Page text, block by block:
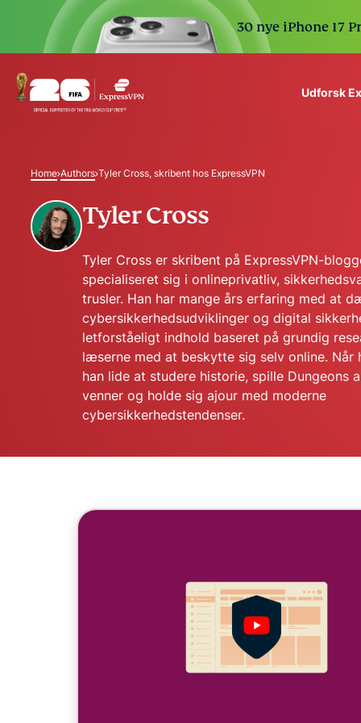
30 nye iPhone 17
Udforsk
to deploy, simple to
Home Authors Tyler Cross, skribent hos ExpressVPN
Tyler Cross
Tyler Cross er skribent på ExpressVPN-
specialiseret sig i onlineprivatliv,
trusler. Han har mange års erfaring med at
cybersikkerhedsudviklinger og digital
letforståeligt indhold baseret på grundig
læserne med at beskytte sig selv online. Når
han lide at studere historie, spille Dungeons
venner og holde sig ajour med moderne
cybersikkerhedstendenser.